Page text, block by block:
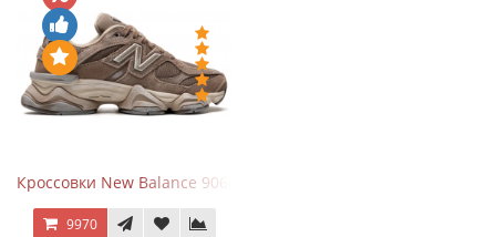
Кроссовки New Balance 9060 Mushroom
9970